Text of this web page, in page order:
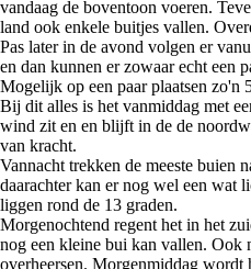
vandaag de boventoon voeren.
land ook enkele buitjes vallen.
Pas later in de avond volgen er
en dan kunnen er zowaar echt een
Mogelijk op een paar plaatsen zo'n
Bij dit alles is het vanmiddag met
wind zit en en blijft in de de
van kracht.
Vannacht trekken de meeste buien
daarachter kan er nog wel een wat
liggen rond de 13 graden.
Morgenochtend regent het in het
nog een kleine bui kan vallen.
overheersen. Morgenmiddag wordt